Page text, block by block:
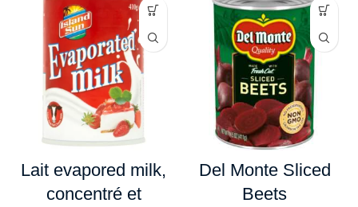
Lait evapored milk,
concentré et
Del Monte Sliced
Beets